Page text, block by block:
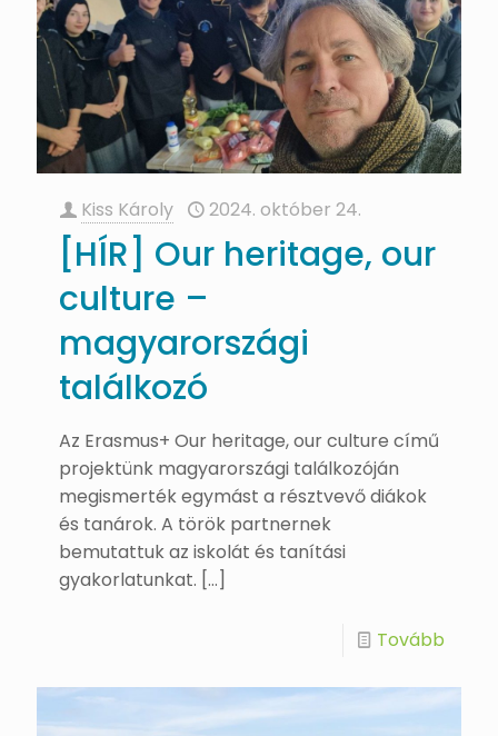
Kiss Károly 2024. október 24.
[HÍR] Our heritage, our
culture –
magyarországi
találkozó
Az Erasmus+ Our heritage, our culture című
projektünk magyarországi találkozóján
megismerték egymást a résztvevő diákok
és tanárok. A török partnernek
bemutattuk az iskolát és tanítási
gyakorlatunkat. […]
Tovább